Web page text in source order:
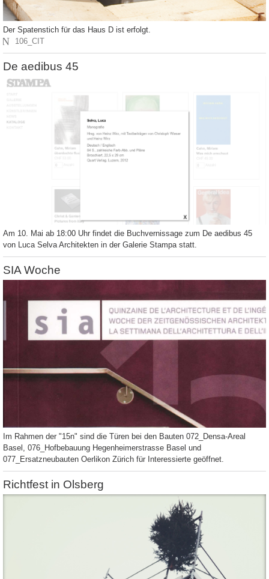
Der Spatenstich für das Haus D ist erfolgt.
N 106_CIT
De aedibus 45
Am 10. Mai ab 18:00 Uhr findet die Buchvernissage zum De aedibus 45
von Luca Selva Architekten in der Galerie Stampa statt.
SIA Woche
Im Rahmen der "15n" sind die Türen bei den Bauten 072_Densa-Areal
Basel, 076_Hofbebauung Hegenheimerstrasse Basel und
077_Ersatzneubauten Oerlikon Zürich für Interessierte geöffnet.
Richtfest in Olsberg